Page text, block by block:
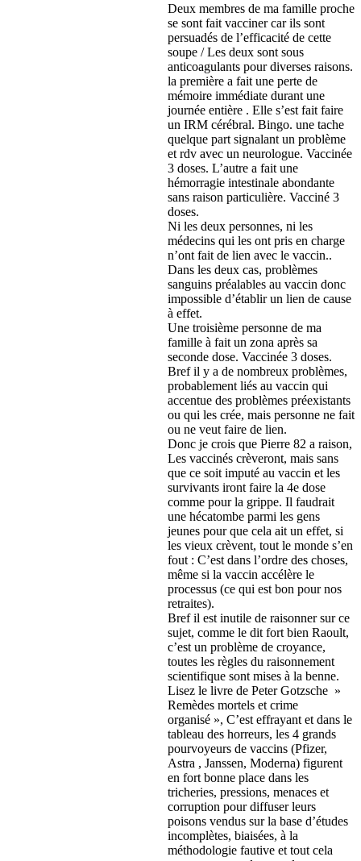
Deux membres de ma famille proche
se sont fait vacciner car ils sont
persuadés de l’efficacité de cette
soupe / Les deux sont sous
anticoagulants pour diverses raisons.
la première a fait une perte de
mémoire immédiate durant une
journée entière . Elle s’est fait faire
un IRM cérébral. Bingo. une tache
quelque part signalant un problème
et rdv avec un neurologue. Vaccinée
3 doses. L’autre a fait une
hémorragie intestinale abondante
sans raison particulière. Vacciné 3
doses.
Ni les deux personnes, ni les
médecins qui les ont pris en charge
n’ont fait de lien avec le vaccin..
Dans les deux cas, problèmes
sanguins préalables au vaccin donc
impossible d’établir un lien de cause
à effet.
Une troisième personne de ma
famille à fait un zona après sa
seconde dose. Vaccinée 3 doses.
Bref il y a de nombreux problèmes,
probablement liés au vaccin qui
accentue des problèmes préexistants
ou qui les crée, mais personne ne fait
ou ne veut faire de lien.
Donc je crois que Pierre 82 a raison,
Les vaccinés crèveront, mais sans
que ce soit imputé au vaccin et les
survivants iront faire la 4e dose
comme pour la grippe. Il faudrait
une hécatombe parmi les gens
jeunes pour que cela ait un effet, si
les vieux crèvent, tout le monde s’en
fout : C’est dans l’ordre des choses,
même si la vaccin accélère le
processus (ce qui est bon pour nos
retraites).
Bref il est inutile de raisonner sur ce
sujet, comme le dit fort bien Raoult,
c’est un problème de croyance,
toutes les règles du raisonnement
scientifique sont mises à la benne.
Lisez le livre de Peter Gotzsche »
Remèdes mortels et crime
organisé », C’est effrayant et dans le
tableau des horreurs, les 4 grands
pourvoyeurs de vaccins (Pfizer,
Astra , Janssen, Moderna) figurent
en fort bonne place dans les
tricheries, pressions, menaces et
corruption pour diffuser leurs
poisons vendus sur la base d’études
incomplètes, biaisées, à la
méthodologie fautive et tout cela